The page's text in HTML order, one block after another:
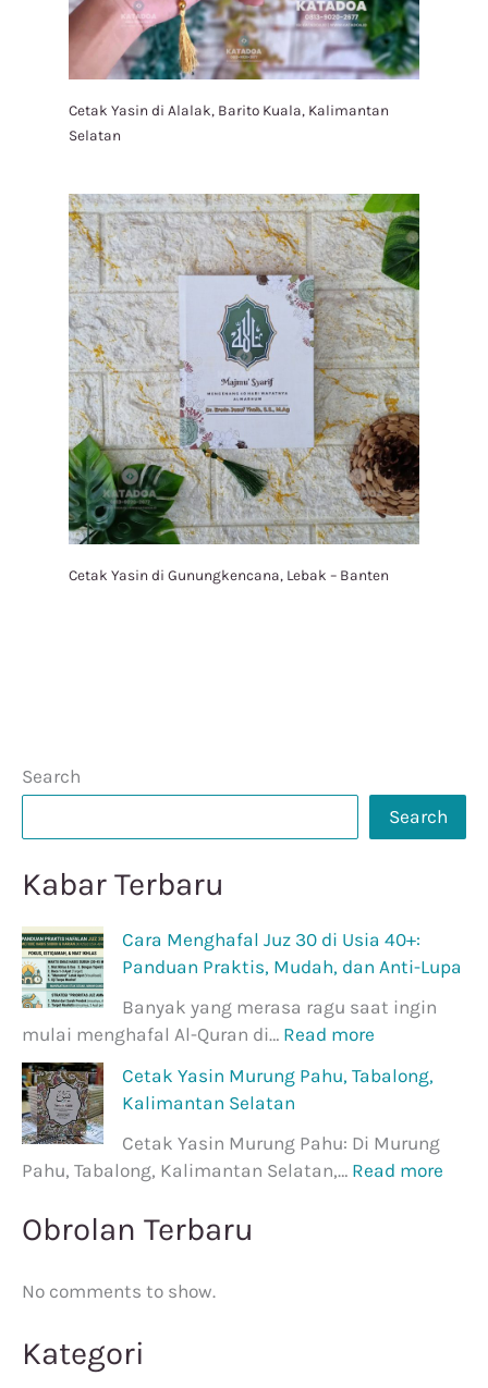
Cetak Yasin di Alalak, Barito Kuala, Kalimantan
Selatan
Cetak Yasin di Gunungkencana, Lebak – Banten
Search
Search
Kabar Terbaru
Cara Menghafal Juz 30 di Usia 40+:
Panduan Praktis, Mudah, dan Anti-Lupa
Banyak yang merasa ragu saat ingin
mulai menghafal Al-Quran di… Read more
Cetak Yasin Murung Pahu, Tabalong,
Kalimantan Selatan
Cetak Yasin Murung Pahu: Di Murung
Pahu, Tabalong, Kalimantan Selatan,… Read more
Obrolan Terbaru
No comments to show.
Kategori